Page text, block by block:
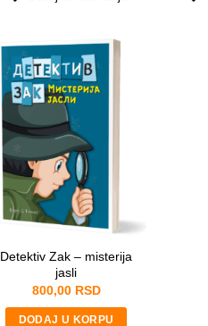
Detektiv Zak – misterija
jasli
800,00 RSD
DODAJ U KORPU